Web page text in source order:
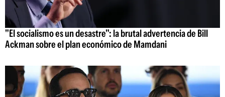
"El socialismo es un desastre": la brutal advertencia de Bill
Ackman sobre el plan económico de Mamdani